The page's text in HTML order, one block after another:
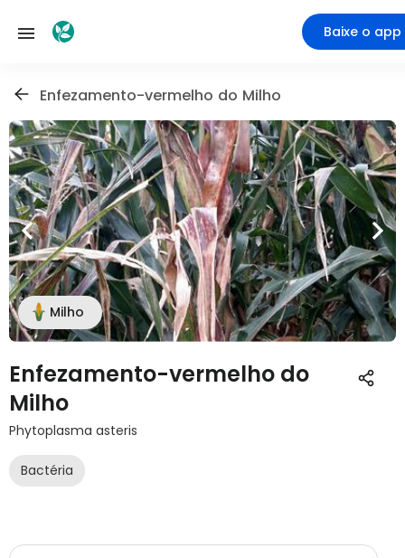
Baixe o app
Enfezamento-vermelho do Milho
Milho
Enfezamento-vermelho do
Milho
Phytoplasma asteris
Bactéria